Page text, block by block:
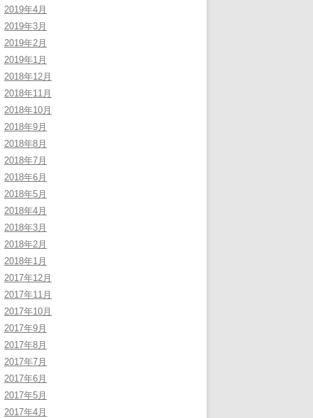
2019年4月
2019年3月
2019年2月
2019年1月
2018年12月
2018年11月
2018年10月
2018年9月
2018年8月
2018年7月
2018年6月
2018年5月
2018年4月
2018年3月
2018年2月
2018年1月
2017年12月
2017年11月
2017年10月
2017年9月
2017年8月
2017年7月
2017年6月
2017年5月
2017年4月